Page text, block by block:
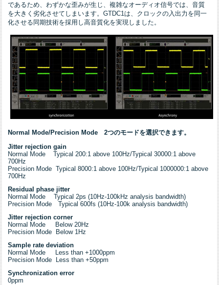
であるため、わずかな歪みが生じ、複雑なオーディオ信号では、音質
を大きく劣化させてしまいます。GTDC1は、クロックの入出力を同一
化させる同期技術を採用し高音質化を実現しました。
Normal Mode/Precision Mode 2つのモードを選択できます。
Jitter rejection gain
Normal Mode Typical 200:1 above 100Hz/Typical 30000:1 above
700Hz
Precision Mode Typical 8000:1 above 100Hz/Typical 1000000:1 above
700Hz
Residual phase jitter
Normal Mode Typical 2ps (10Hz-100kHz analysis bandwidth)
Precision Mode Typical 600fs (10Hz-100k analysis bandwidth)
Jitter rejection corner
Normal Mode Below 20Hz
Precision Mode Below 1Hz
Sample rate deviation
Normal Mode Less than +1000ppm
Precision Mode Less than +50ppm
Synchronization error
0ppm